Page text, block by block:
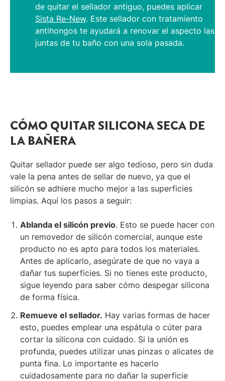
de quitar el sellador antiguo, puedes aplicar
Sista Re-New. Este sellador con tratamiento
antihongos te ayudará a renovar el aspecto las
juntas de tu baño con una sola pasada.
CÓMO QUITAR SILICONA SECA DE
LA BAÑERA
Quitar sellador puede ser algo tedioso, pero sin duda
vale la pena antes de sellar de nuevo, ya que el
silicón se adhiere mucho mejor a las superficies
limpias. Aquí los pasos a seguir:
Ablanda el silicón previo. Esto se puede hacer con
un removedor de silicón comercial, aunque este
producto no es apto para todos los materiales.
Antes de aplicarlo, asegúrate de que no vaya a
dañar tus superficies. Si no tienes este producto,
sigue leyendo para saber cómo despegar silicona
de forma física.
Remueve el sellador. Hay varias formas de hacer
esto, puedes emplear una espátula o cúter para
cortar la silicona con cuidado. Si la unión es
profunda, puedes utilizar unas pinzas o alicates de
punta fina. Lo importante es hacerlo
cuidadosamente para no dañar la superficie